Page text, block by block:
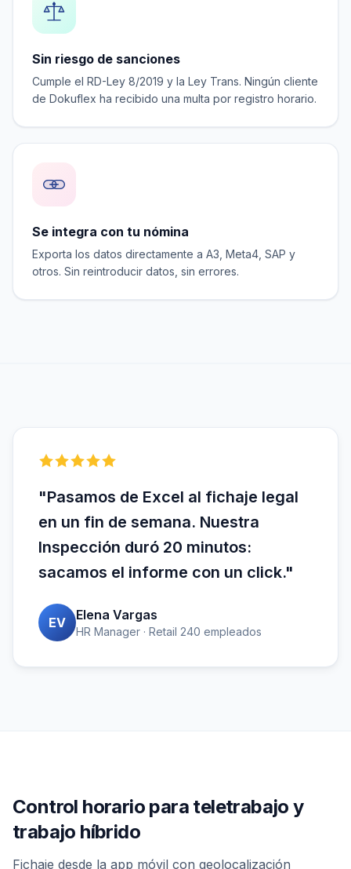
Sin riesgo de sanciones
Cumple el RD-Ley 8/2019 y la Ley Trans. Ningún cliente
de Dokuflex ha recibido una multa por registro horario.
Se integra con tu nómina
Exporta los datos directamente a A3, Meta4, SAP y
otros. Sin reintroducir datos, sin errores.
"Pasamos de Excel al fichaje legal
en un fin de semana. Nuestra
Inspección duró 20 minutos:
sacamos el informe con un click."
EV Elena Vargas
HR Manager · Retail 240 empleados
Control horario para teletrabajo y
trabajo híbrido
Fichaje desde la app móvil con geolocalización